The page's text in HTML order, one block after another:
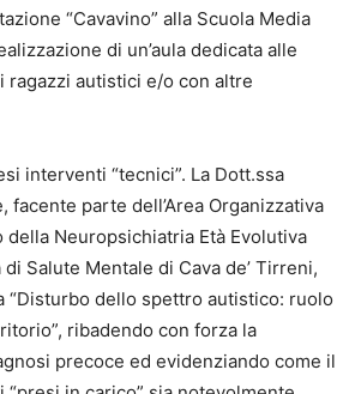
“Cavavino” alla Scuola Media
di un’aula dedicata alle
ragazzi autistici e/o con altre
interventi “tecnici”. La Dott.ssa
facente parte dell’Area Organizzativa
Neuropsichiatria Età Evolutiva
di Salute Mentale di Cava de’ Tirreni,
“Disturbo dello spettro autistico: ruolo
ribadendo con forza la
precoce ed evidenziando come il